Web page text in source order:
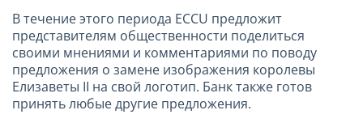
В течение этого периода ECCU предложит
представителям общественности поделиться
своими мнениями и комментариями по поводу
предложения о замене изображения королевы
Елизаветы II на свой логотип. Банк также готов
принять любые другие предложения.